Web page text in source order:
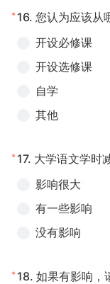
* 16. 您认为应该从
开设必修课
开设选修课
自学
其他
* 17. 大学语文学时
影响很大
有一些影响
没有影响
* 18. 如果有影响，